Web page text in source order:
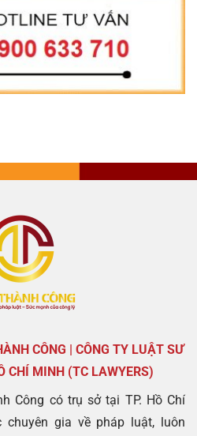
CÔNG | CÔNG TY LUẬT SƯ
CHÍ MINH (TC LAWYERS)
Công có trụ sở tại TP. Hồ Chí
gia về pháp luật, luôn